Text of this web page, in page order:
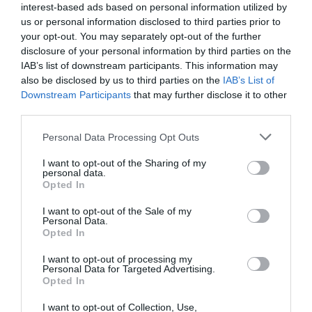
interest-based ads based on personal information utilized by
us or personal information disclosed to third parties prior to
your opt-out. You may separately opt-out of the further
disclosure of your personal information by third parties on the
IAB’s list of downstream participants. This information may
also be disclosed by us to third parties on the IAB’s List of
Downstream Participants that may further disclose it to other
Personal Data Processing Opt Outs
I want to opt-out of the Sharing of my
personal data.
Opted In
I want to opt-out of the Sale of my
Personal Data.
Opted In
I want to opt-out of processing my
Personal Data for Targeted Advertising.
Opted In
I want to opt-out of Collection, Use,
similar al d'un laboratori farmacèutic d'anàlisis:
aporten el seu coneixement per donar suport en
tasques de desenvolupament analític i de control
de qualitat, entre altres. La companyia està
certificada per l’Agència Espanyola de
oficial que cal tenir per dur a terme aquesta mena
de treballs d'acompanyament als fabricants
farmacèutics.
Nanomol Technologies
ofereix serveis de
consultoria i anàlisi de